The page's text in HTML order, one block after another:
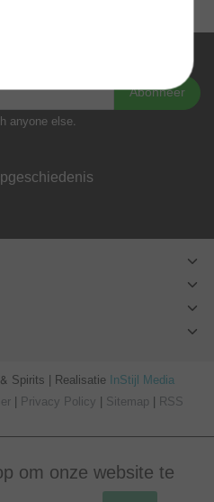
Abonneer
anyone else.
Spirits | Realisatie InStijl Media
| Privacy Policy | Sitemap | RSS
om onze website te